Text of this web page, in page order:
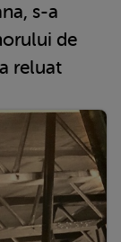
s-a
de
reluat